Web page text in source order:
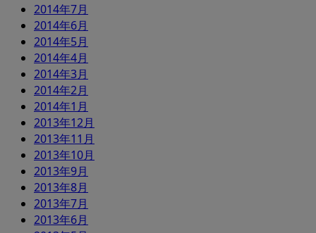
2014年7月
2014年6月
2014年5月
2014年4月
2014年3月
2014年2月
2014年1月
2013年12月
2013年11月
2013年10月
2013年9月
2013年8月
2013年7月
2013年6月